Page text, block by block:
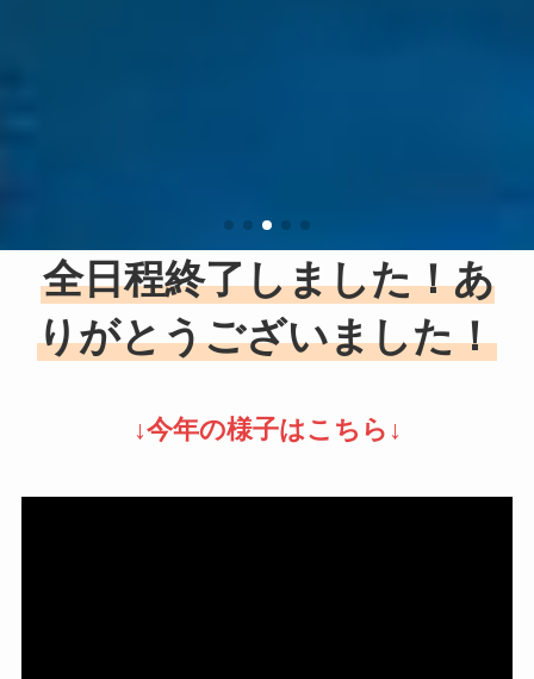
全日程終了しました！あ
りがとうございました！
↓今年の様子はこちら↓